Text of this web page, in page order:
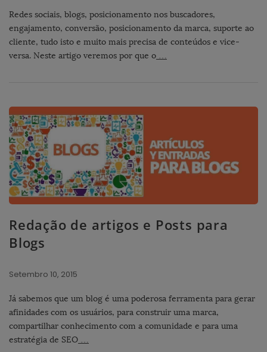
Redes sociais, blogs, posicionamento nos buscadores,
engajamento, conversão, posicionamento da marca, suporte ao
cliente, tudo isto e muito mais precisa de conteúdos e vice-
versa. Neste artigo veremos por que o …
Redação de artigos e Posts para
Blogs
Setembro 10, 2015
Já sabemos que um blog é uma poderosa ferramenta para gerar
afinidades com os usuários, para construir uma marca,
compartilhar conhecimento com a comunidade e para uma
estratégia de SEO …